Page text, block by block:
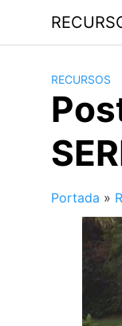
contenido
RECURSOS
Portada »